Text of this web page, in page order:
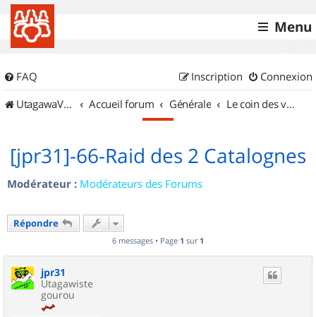
Menu
FAQ Connexion
Inscription
UtagawaVTT (Randos VTT et VTTAE avec traces GPS)
Accueil forum Générale Le coin des vidéastes
[jpr31]-66-Raid des 2 Catalognes
Modérateur : Modérateurs des Forums
Répondre
6 messages • Page 1 sur 1
jpr31
Utagawiste
gourou